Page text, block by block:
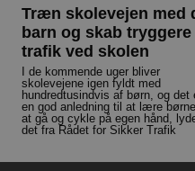
Træn skolevejen med
barn og skab tryggere
trafik ved skolen
I de kommende uger bliver
skolevejene igen fyldt med
hundredtusindvis af børn, og det
en god anledning til at lære
at gå og cykle på egen hånd,
det fra Rådet for Sikker Trafik